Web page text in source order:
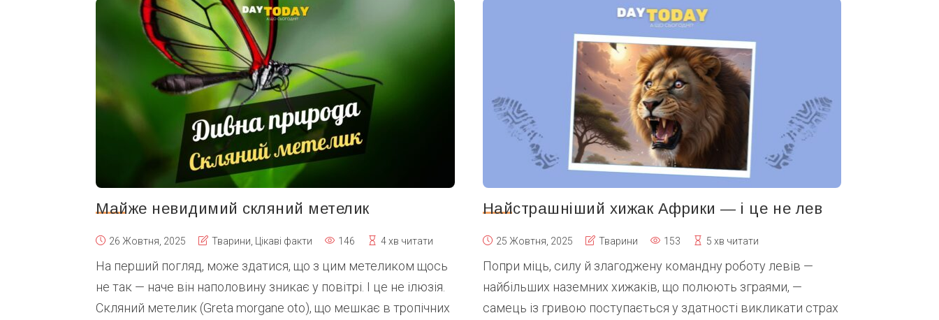
Майже невидимий скляний метелик
26 Жовтня, 2025 Тварини Цікаві факти 146 4 хв читати
На перший погляд, може здатися, що з цим метеликом щось
не так — наче він наполовину зникає у повітрі. І це не ілюзія.
Скляний метелик (Greta morgane oto), що мешкає в тропічних
Найстрашніший хижак Африки — і це не лев
25 Жовтня, 2025 Тварини 153 5 хв читати
Попри міць, силу й злагоджену командну роботу левів —
найбільших наземних хижаків, що полюють зграями, —
самець із гривою поступається у здатності викликати страх